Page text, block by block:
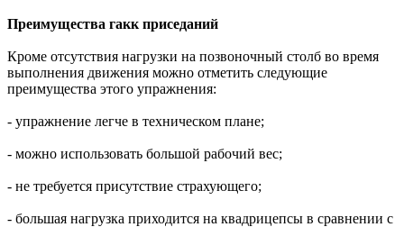
Преимущества гакк приседаний
Кроме отсутствия нагрузки на позвоночный столб во время
выполнения движения можно отметить следующие
преимущества этого упражнения:
- упражнение легче в техническом плане;
- можно использовать большой рабочий вес;
- не требуется присутствие страхующего;
- большая нагрузка приходится на квадрицепсы в сравнении с